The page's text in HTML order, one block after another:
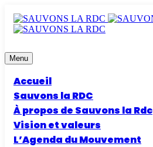
Menu
Accueil
Sauvons la RDC
À propos de Sauvons la Rdc
Vision et valeurs
L’Agenda du Mouvement